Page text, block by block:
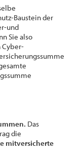
Baustein der
und
Sie also
Cyber-
Das
die
mitversicherte